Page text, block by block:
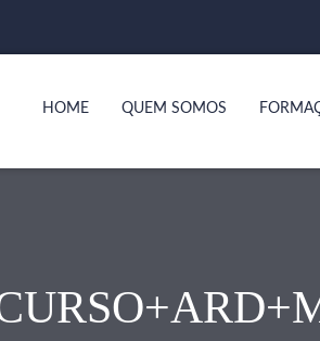
HOME QUEM SOMOS